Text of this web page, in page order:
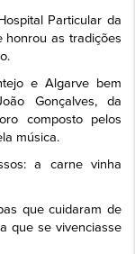
Particular da
honrou as tradições
e Algarve bem
Gonçalves, da
composto pelos
música.
a carne vinha
que cuidaram de
que se vivenciasse